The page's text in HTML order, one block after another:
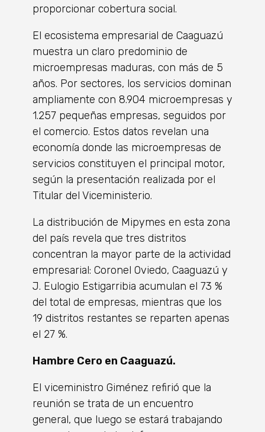
proporcionar cobertura social.
El ecosistema empresarial de Caaguazú
muestra un claro predominio de
microempresas maduras, con más de 5
años. Por sectores, los servicios dominan
ampliamente con 8.904 microempresas y
1.257 pequeñas empresas, seguidos por
el comercio. Estos datos revelan una
economía donde las microempresas de
servicios constituyen el principal motor,
según la presentación realizada por el
Titular del Viceministerio.
La distribución de Mipymes en esta zona
del país revela que tres distritos
concentran la mayor parte de la actividad
empresarial: Coronel Oviedo, Caaguazú y
J. Eulogio Estigarribia acumulan el 73 %
del total de empresas, mientras que los
19 distritos restantes se reparten apenas
el 27 %.
Hambre Cero en Caaguazú.
El viceministro Giménez refirió que la
reunión se trata de un encuentro
general, que luego se estará trabajando